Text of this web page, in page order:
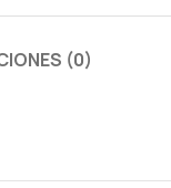
(0)